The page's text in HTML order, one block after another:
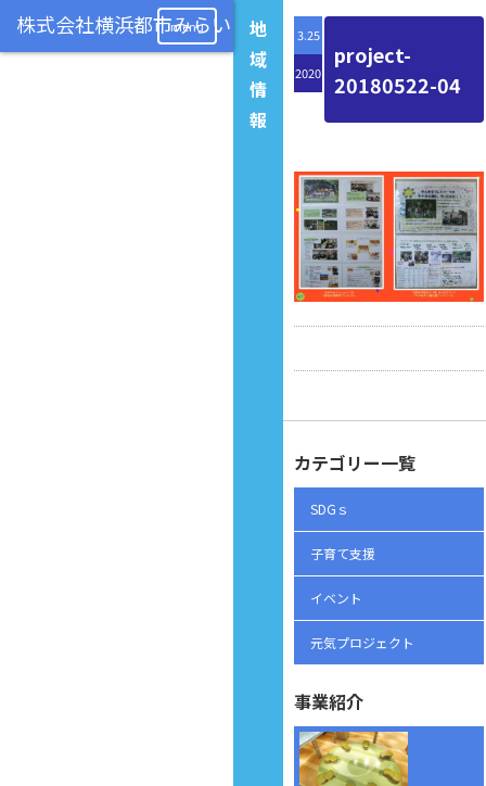
menu
地
域
情
報
3.25
2020
project-
20180522-04
カテゴリー一覧
SDGｓ
子育て支援
イベント
元気プロジェクト
事業紹介